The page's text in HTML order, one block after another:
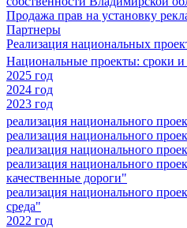
Продажа прав на установку
Партнеры
Реализация национальных
Национальные проекты: сроки и
2025 год
2024 год
2023 год
реализация национального
реализация национального
реализация национального
реализация национального
качественные дороги"
реализация национального
среда"
2022 год